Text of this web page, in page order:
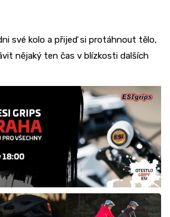
své kolo a přijeď si protáhnout tělo,
nějaký ten čas v blízkosti dalších